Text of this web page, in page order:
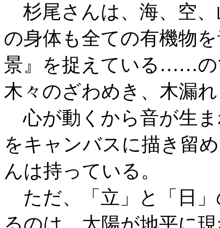
杉尾さんは、海、空、
の身体も全ての有機物
景』を捉えている……の
木々のざわめき、木漏
心が動くから音が生
をキャンバスに描き留
んは持っている。
ただ、「立」と「日
るのは、太陽が地平に